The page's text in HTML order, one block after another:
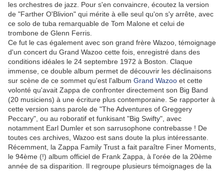
les orchestres de jazz. Pour s'en convaincre, écoutez la version
de "Farther O'Blivion" qui mérite à elle seul qu'on s'y arrête, avec
ce solo de tuba remarquable de Tom Malone et celui de
trombone de Glenn Ferris.
Ce fut le cas également avec son grand frère Wazoo, témoignage
d'un concert du Grand Wazoo cette fois, enregistré dans des
conditions idéales le 24 septembre 1972 à Boston. Claque
immense, ce double album permet de découvrir les déclinaisons
sur scène de ce sommet qu'est l'album Grand Wazoo et cette
volonté qu'avait Zappa de confronter directement son Big Band
(20 musiciens) à une écriture plus contemporaine. Se rapporter à
cette version sans parole de "The Adventures of Greggery
Peccary", ou au roboratif et funkisant "Big Swifty", avec
notamment Earl Dumler et son sarrusophone contrebasse ! De
toutes ces archives, Wazoo est sans doute la plus intéressante.
Récemment, la Zappa Family Trust a fait paraître Finer Moments,
le 94ème (!) album officiel de Frank Zappa, à l'orée de la 20ème
année de sa disparition. Il regroupe plusieurs témoignages de la